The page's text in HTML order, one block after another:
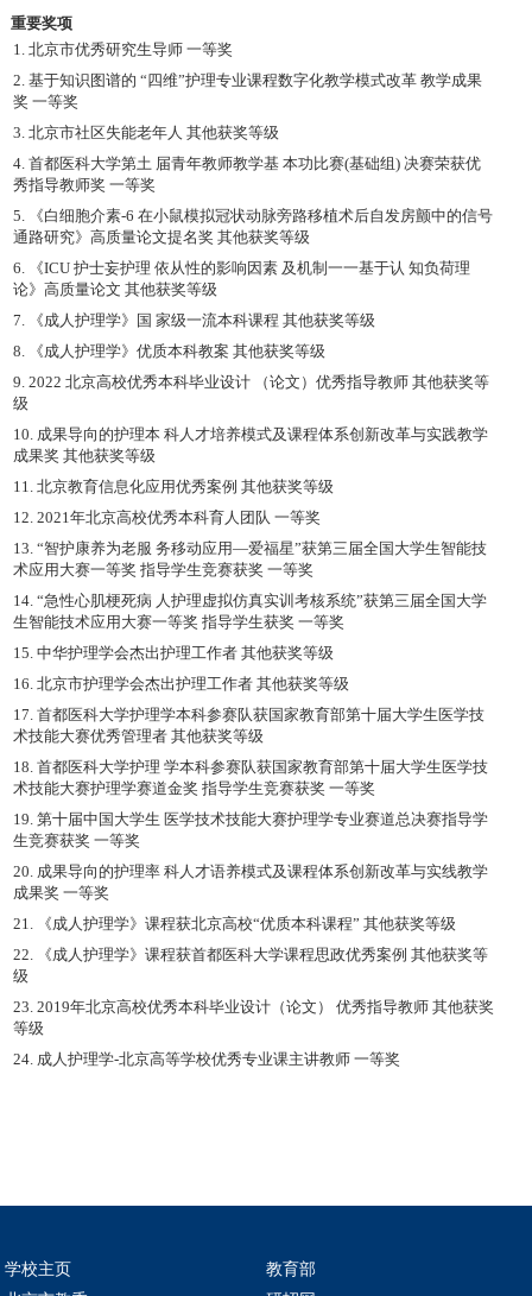
重要奖项
1. 北京市优秀研究生导师 一等奖
2. 基于知识图谱的 “四维”护理专业课程数字化教学模式改革 教学成果
奖 一等奖
3. 北京市社区失能老年人 其他获奖等级
4. 首都医科大学第土 届青年教师教学基 本功比赛(基础组) 决赛荣获优
秀指导教师奖 一等奖
5. 《白细胞介素-6 在小鼠模拟冠状动脉旁路移植术后自发房颤中的信号
通路研究》高质量论文提名奖 其他获奖等级
6. 《ICU 护士妄护理 依从性的影响因素 及机制一一基于认 知负荷理
论》高质量论文 其他获奖等级
7. 《成人护理学》国 家级一流本科课程 其他获奖等级
8. 《成人护理学》优质本科教案 其他获奖等级
9. 2022 北京高校优秀本科毕业设计 （论文）优秀指导教师 其他获奖等
级
10. 成果导向的护理本 科人才培养模式及课程体系创新改革与实践教学
成果奖 其他获奖等级
11. 北京教育信息化应用优秀案例 其他获奖等级
12. 2021年北京高校优秀本科育人团队 一等奖
13. “智护康养为老服 务移动应用—爱福星”获第三届全国大学生智能技
术应用大赛一等奖 指导学生竞赛获奖 一等奖
14. “急性心肌梗死病 人护理虚拟仿真实训考核系统”获第三届全国大学
生智能技术应用大赛一等奖 指导学生获奖 一等奖
15. 中华护理学会杰出护理工作者 其他获奖等级
16. 北京市护理学会杰出护理工作者 其他获奖等级
17. 首都医科大学护理学本科参赛队获国家教育部第十届大学生医学技
术技能大赛优秀管理者 其他获奖等级
18. 首都医科大学护理 学本科参赛队获国家教育部第十届大学生医学技
术技能大赛护理学赛道金奖 指导学生竞赛获奖 一等奖
19. 第十届中国大学生 医学技术技能大赛护理学专业赛道总决赛指导学
生竞赛获奖 一等奖
20. 成果导向的护理率 科人才语养模式及课程体系创新改革与实线教学
成果奖 一等奖
21. 《成人护理学》课程获北京高校“优质本科课程” 其他获奖等级
22. 《成人护理学》课程获首都医科大学课程思政优秀案例 其他获奖等
级
23. 2019年北京高校优秀本科毕业设计（论文） 优秀指导教师 其他获奖
等级
24. 成人护理学-北京高等学校优秀专业课主讲教师 一等奖
学校主页
教育部